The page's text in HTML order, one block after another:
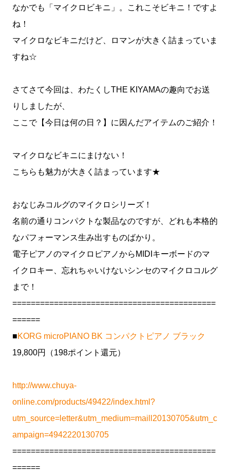
なかでも「マイクロビキニ」。これこそビキニ！ですよ
ね！
マイクロなビキニだけど、ロマンが大きく詰まっていま
すね☆
さてさて今回は、わたくしTHE KIYAMAの趣向でお送
りしましたが、
ここで【今日は何の日？】に因んだアイテムのご紹介！
マイクロなビキニにまけない！
こちらも魅力が大きく詰まっています★
おなじみコルグのマイクロシリーズ！
名前の通りコンパクトな製品なのですが、どれも本格的
なパフォーマンス生み出すものばかり。
電子ピアノのマイクロピアノからMIDIキーボードのマ
イクロキー、忘れちゃいけないシンセのマイクロコルグ
まで！
============================================
======
■KORG microPIANO BK コンパクトピアノ ブラック
19,800円（198ポイント還元）
http://www.chuya-
online.com/products/49422/index.html?
utm_source=letter&utm_medium=maill20130705&utm_c
ampaign=4942220130705
============================================
======